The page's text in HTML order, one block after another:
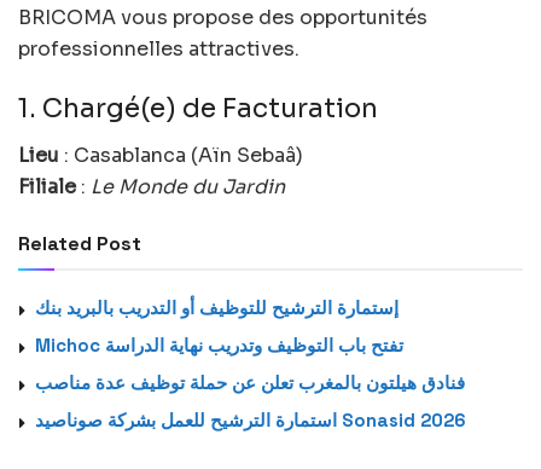
BRICOMA vous propose des opportunités
professionnelles attractives.
1. Chargé(e) de Facturation
Lieu : Casablanca (Aïn Sebaâ)
Filiale: Le Monde du Jardin
Related Post
إستمارة الترشيح للتوظيف أو التدريب بالبريد بنك
Michoc تفتح باب التوظيف وتدريب نهاية الدراسة
فنادق هيلتون بالمغرب تعلن عن حملة توظيف عدة مناصب
استمارة الترشيح للعمل بشركة صوناصيد Sonasid 2026